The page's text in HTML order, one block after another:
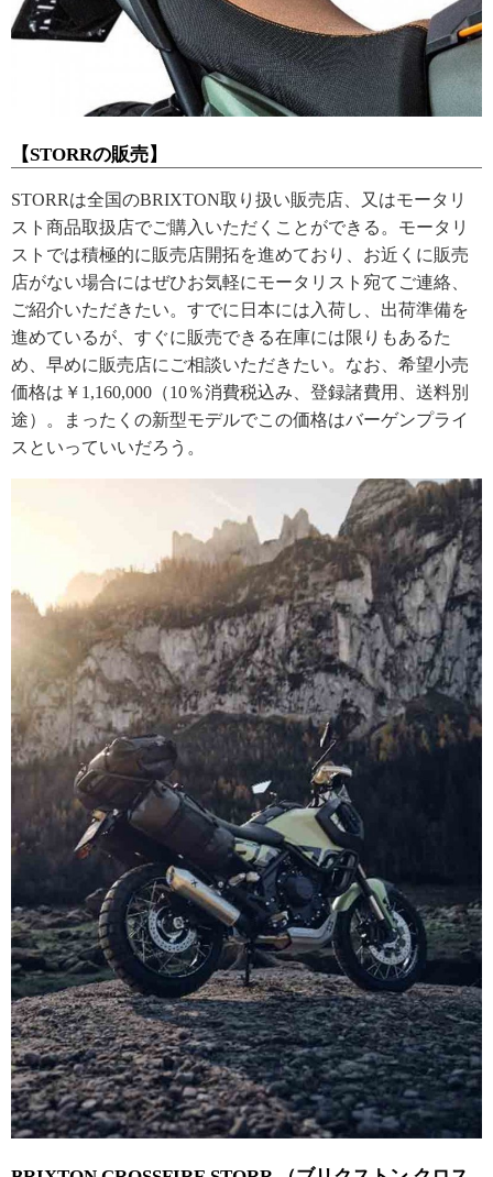
【STORRの販売】
STORRは全国のBRIXTON取り扱い販売店、又はモータリ
スト商品取扱店でご購入いただくことができる。モータリ
ストでは積極的に販売店開拓を進めており、お近くに販売
店がない場合にはぜひお気軽にモータリスト宛てご連絡、
ご紹介いただきたい。すでに日本には入荷し、出荷準備を
進めているが、すぐに販売できる在庫には限りもあるた
め、早めに販売店にご相談いただきたい。なお、希望小売
価格は￥1,160,000（10％消費税込み、登録諸費用、送料別
途）。まったくの新型モデルでこの価格はバーゲンプライ
スといっていいだろう。